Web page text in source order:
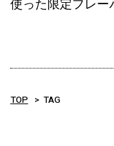
使った限定フレー
TOP TAG